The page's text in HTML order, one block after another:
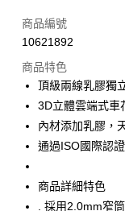
信用卡一次付款
3 期 0 利率 每
合作金庫商業銀行
華南商業銀行
國泰世華商業銀行
匯豐（台灣）商業
聯邦商業銀行
LINE Pay
街口支付
商品編號
10621892
商品特色
頂級兩線乳膠獨
3D立體雲端式車
內材添加乳膠，
通過ISO國際認
商品詳細特色
. 採用2.0mm窄